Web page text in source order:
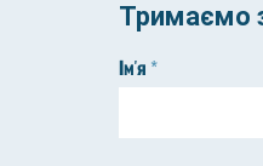
Тримаємо
Ім'я